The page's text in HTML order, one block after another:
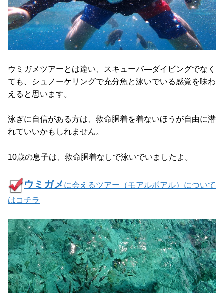
ウミガメツアーとは違い、スキューバ―ダイビングでなく
ても、シュノーケリングで充分魚と泳いでいる感覚を味わ
えると思います。
泳ぎに自信がある方は、救命胴着を着ないほうが自由に潜
れていいかもしれません。
10歳の息子は、救命胴着なしで泳いでいましたよ。
ウミガメ に会えるツアー（モアルボアル）について
はコチラ